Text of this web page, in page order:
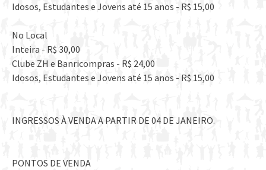
Idosos, Estudantes e Jovens até 15 anos - R$ 15,00
No Local
Inteira - R$ 30,00
Clube ZH e Banricompras - R$ 24,00
Idosos, Estudantes e Jovens até 15 anos - R$ 15,00
INGRESSOS À VENDA A PARTIR DE 04 DE JANEIRO.
PONTOS DE VENDA